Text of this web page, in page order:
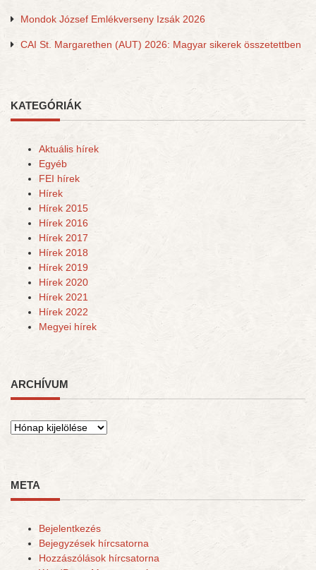
Mondok József Emlékverseny Izsák 2026
CAI St. Margarethen (AUT) 2026: Magyar sikerek összetettben
KATEGÓRIÁK
Aktuális hírek
Egyéb
FEI hírek
Hírek
Hírek 2015
Hírek 2016
Hírek 2017
Hírek 2018
Hírek 2019
Hírek 2020
Hírek 2021
Hírek 2022
Megyei hírek
ARCHÍVUM
Archívum
META
Bejelentkezés
Bejegyzések hírcsatorna
Hozzászólások hírcsatorna